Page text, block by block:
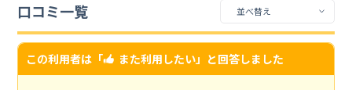
口コミ一覧
この利用者は「 また利用したい」と回答しました